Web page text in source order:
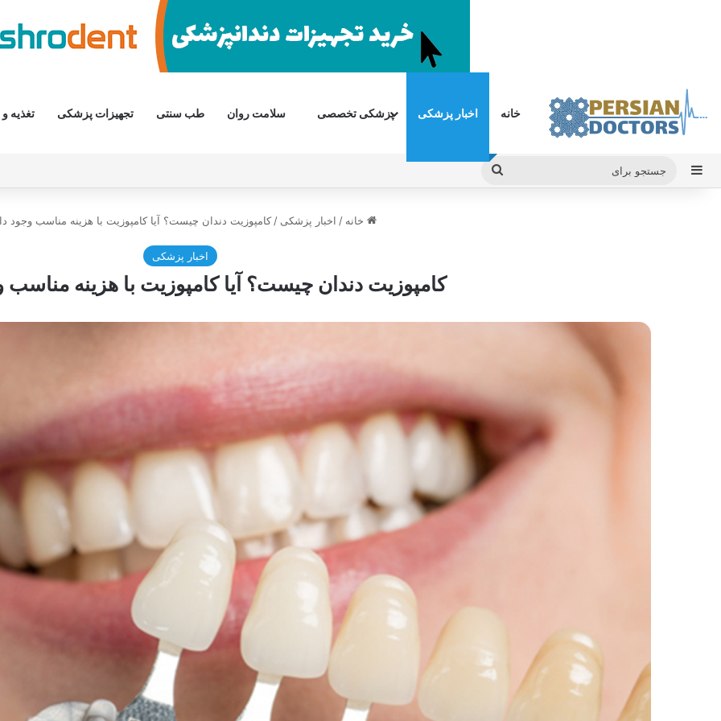
خانه اخبار پزشکی پزشکی تخصصی سلامت روان طب سنتی تجهیزات پزشکی تغذیه
سایدبار
جستجو
خانه / اخبار پزشکی / کامپوزیت دندان چیست؟ آیا کامپوزیت با هزینه مناسب وجود
اخبار پزشکی
کامپوزیت دندان چیست؟ آیا کامپوزیت با هزینه مناسب